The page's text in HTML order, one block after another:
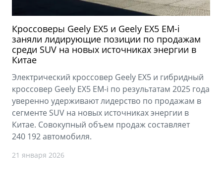
Кроссоверы Geely EX5 и Geely EX5 EM-i
заняли лидирующие позиции по продажам
среди SUV на новых источниках энергии в
Китае
Электрический кроссовер Geely EX5 и гибридный
кроссовер Geely EX5 EM-i по результатам 2025 года
уверенно удерживают лидерство по продажам в
сегменте SUV на новых источниках энергии в
Китае. Совокупный объем продаж составляет
240 192 автомобиля.
21 января 2026